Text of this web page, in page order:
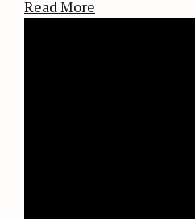
Read More